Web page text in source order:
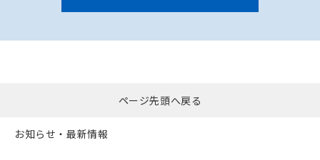
ページ先頭へ戻る
お知らせ・最新情報